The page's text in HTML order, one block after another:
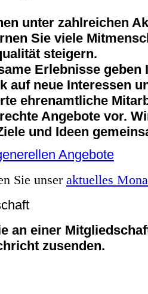
unter zahlreichen
Sie viele
steigern.
Erlebnisse
auf neue Interessen
ehrenamtliche
Angebote vor.
und Ideen
Angebote
Sie unseraktuelles
an einer
zusenden.